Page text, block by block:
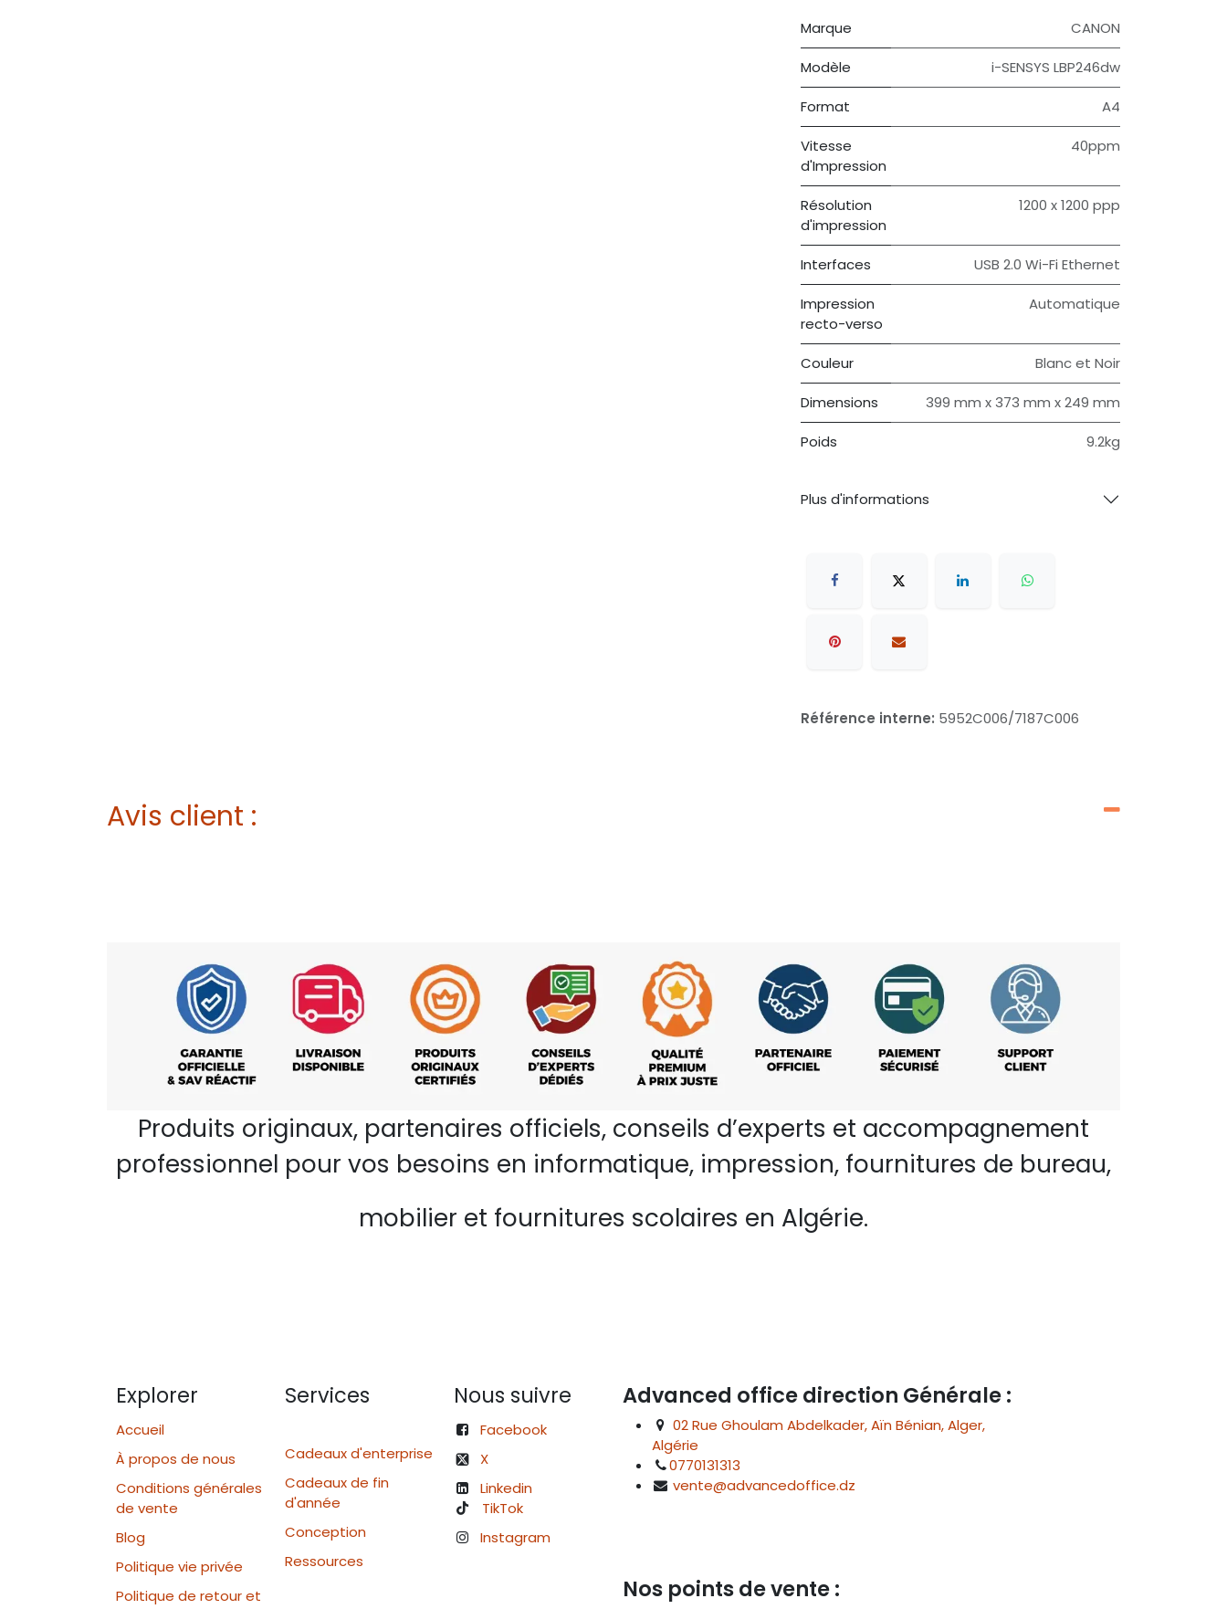
Marque CANON
Modèle i-SENSYS LBP246dw
Format A4
Vitesse
d'Impression
40ppm
Résolution
d'impression
1200 x 1200 ppp
Interfaces USB 2.0 Wi-Fi Ethernet
Impression
recto-verso
Automatique
Couleur Blanc et Noir
Dimensions 399 mm x 373 mm x 249 mm
Poids 9.2kg
Plus d'informations
Référence interne: 5952C006/7187C006
Avis client :
Produits originaux, partenaires officiels, conseils d’experts et accompagnement
professionnel pour vos besoins en informatique, impression, fournitures de bureau,
mobilier et fournitures scolaires en Algérie.
Explorer
Accueil
À propos de nous
Conditions générales
de vente
Blog
Politique vie privée
Politique de retour et
Services
Cadeaux d'enterprise
Cadeaux de fin
d'année
Conception
Ressources
Nous suivre
Facebook
X
Linkedin
TikTok
Instagram
Advanced office direction Générale :
02 Rue Ghoulam Abdelkader, Aïn Bénian, Alger,
Algérie
0770131313
vente@advancedoffice.dz
Nos points de vente :